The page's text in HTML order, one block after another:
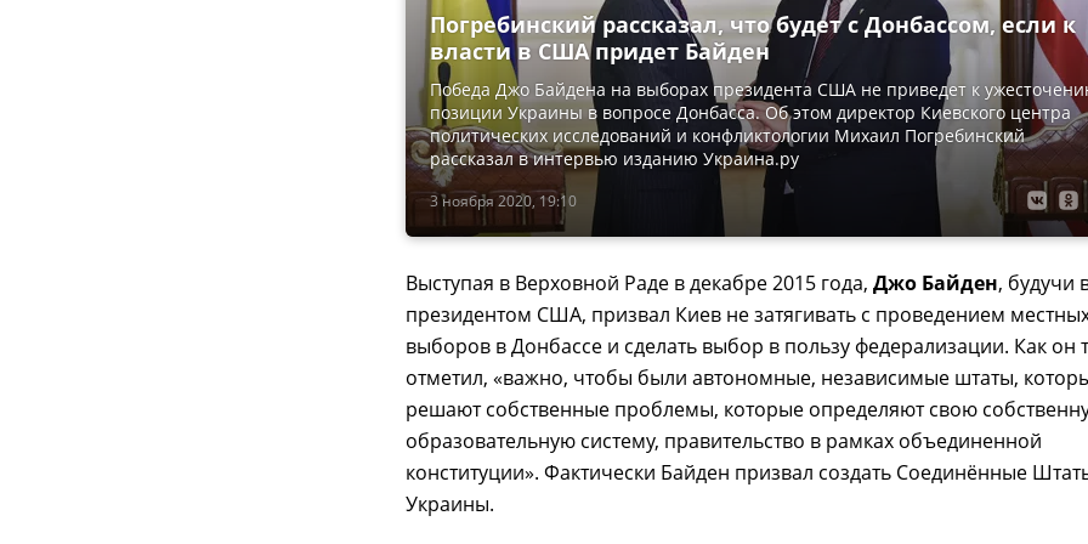
3 ноября 2020, 19:10
Погребинский рассказал, что будет с Донбассом, если к
власти в США придет Байден
Победа Джо Байдена на выборах президента США не приведет к
позиции Украины в вопросе Донбасса. Об этом директор Киевского центра
политических исследований и конфликтологии Михаил Погребинский
рассказал в интервью изданию Украина.ру
Выступая в Верховной Раде в декабре 2015 года, Джо Байден, будучи
президентом США, призвал Киев не затягивать с проведением
выборов в Донбассе и сделать выбор в пользу федерализации. Как он
отметил, «важно, чтобы были автономные, независимые штаты,
решают собственные проблемы, которые определяют свою
образовательную систему, правительство в рамках объединенной
конституции». Фактически Байден призвал создать Соединённые
Украины.